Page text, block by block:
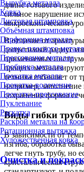
Вырубка металла
Ковка
Листовая штамповка
Объёмная штамповка
Перфорация металла
Правка плоского
Прессование металла
Пробивка металла
Прокатка металла
Прокатка-волочение
Прокатка-прессование
Пуклевание
Раскатка
Раскрой металла на
Ротационная вытяжка
Художественная ковка
Очистка и
длине готового
сильное нарушение
микроскопическом
В отличие от
допустимый радиус
применяемых
процесс
техника избавляет от
например, заполнение
сохранения формы
Виды гибки
В зависимости от
изгиба, обработка
легче гнуть трубу, но
кристаллическая